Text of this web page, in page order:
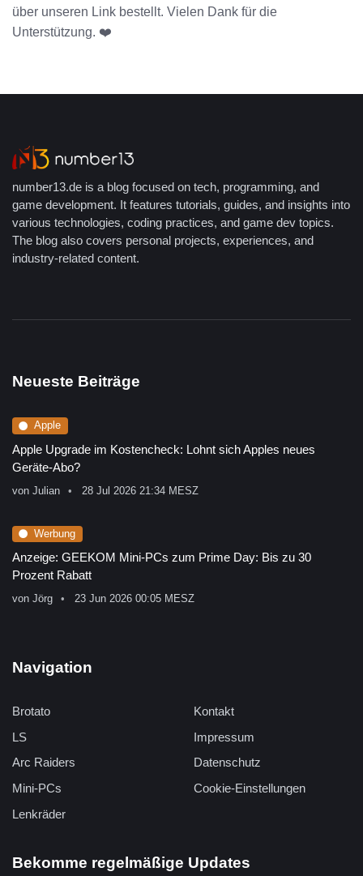
über unseren Link bestellt. Vielen Dank für die
Unterstützung. ❤️
number13.de is a blog focused on tech, programming, and
game development. It features tutorials, guides, and insights into
various technologies, coding practices, and game dev topics.
The blog also covers personal projects, experiences, and
industry-related content.
Neueste Beiträge
Apple
Apple Upgrade im Kostencheck: Lohnt sich Apples neues
Geräte-Abo?
von Julian 28 Jul 2026 21:34 MESZ
Werbung
Anzeige: GEEKOM Mini-PCs zum Prime Day: Bis zu 30
Prozent Rabatt
von Jörg 23 Jun 2026 00:05 MESZ
Navigation
Brotato
LS
Arc Raiders
Mini-PCs
Lenkräder
Kontakt
Impressum
Datenschutz
Cookie-Einstellungen
Bekomme regelmäßige Updates